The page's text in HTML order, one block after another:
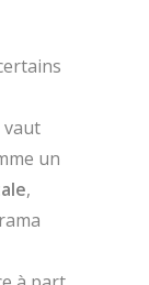
vaut
un
,